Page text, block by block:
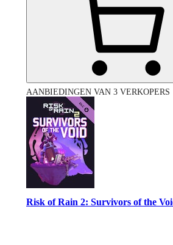
AANBIEDINGEN VAN 3 VERKOPERS
Risk of Rain 2: Survivors of the